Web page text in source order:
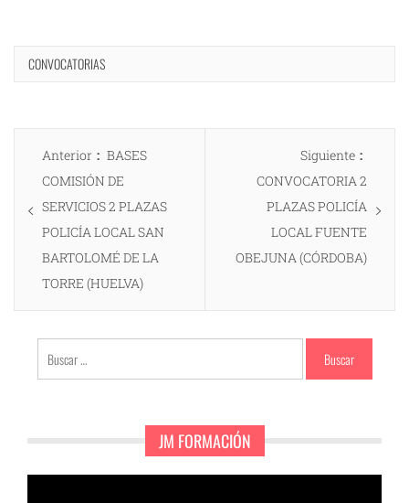
CONVOCATORIAS
Navegación
entradas
Anterior
Entrada
anterior:
BASES
COMISIÓN DE
SERVICIOS 2 PLAZAS
POLICÍA LOCAL SAN
BARTOLOMÉ DE LA
TORRE (HUELVA)
Siguiente
CONVOCATORIA 2
PLAZAS POLICÍA
LOCAL FUENTE
OBEJUNA (CÓRDOBA)
Buscar:
JM FORMACIÓN